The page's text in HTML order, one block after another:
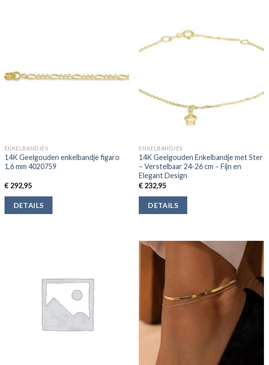
ENKELBANDJES
14K Geelgouden enkelbandje figaro
1,6 mm 4020759
€292,95
DETAILS
ENKELBANDJES
14K Geelgouden Enkelbandje met Ster
– Verstelbaar 24-26 cm – Fijn en
Elegant Design
€ 232,95
DETAILS